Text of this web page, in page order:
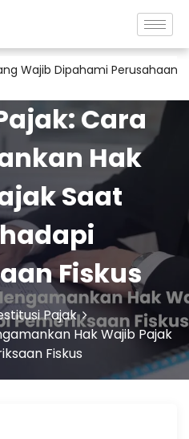
Perusahaan Jasa
Cara
Hak
Saat
Fiskus
Pajak
Hak Wajib Pajak
Fiskus